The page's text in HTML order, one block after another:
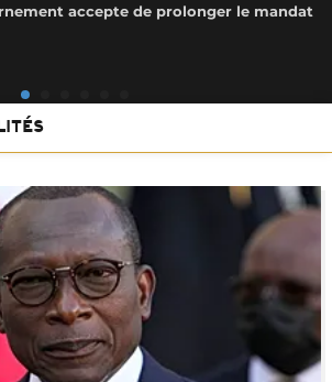
accepte de prolonger le mandat